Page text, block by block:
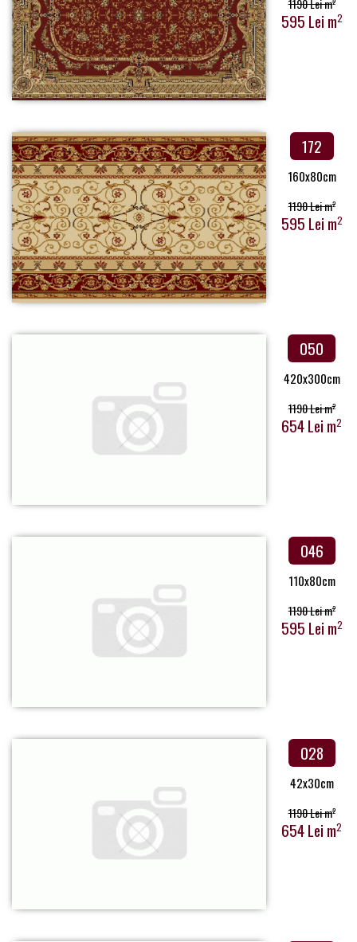
1190 Lei m
595 Lei m2
172
160x80cm
1190 Lei m2
595 Lei m2
050
420x300cm
1190 Lei m2
654 Lei m2
046
110x80cm
1190 Lei m2
595 Lei m2
028
42x30cm
1190 Lei m2
654 Lei m2